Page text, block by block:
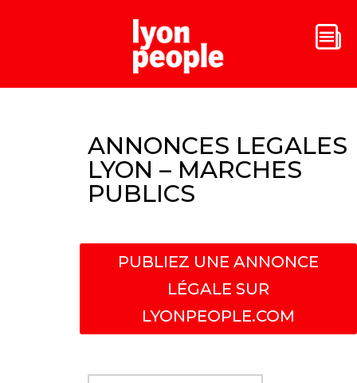
ANNONCES LEGALES
LYON – MARCHES
PUBLICS
PUBLIEZ UNE ANNONCE
LÉGALE SUR
LYONPEOPLE.COM